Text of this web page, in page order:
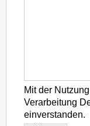
Mit der
Verarbeitung
einverstanden.